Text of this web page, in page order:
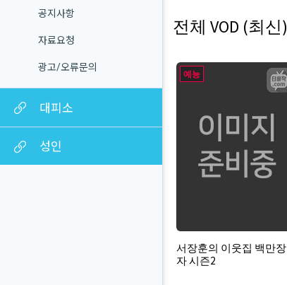
공지사항
자료요청
광고/오류문의
대피소
성인
전체 VOD (최신)
예능
서장훈의 이웃집 백만장
자 시즌2